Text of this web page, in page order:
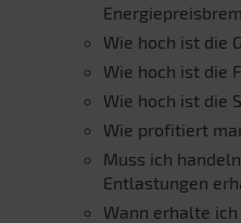
Wie hoch ist die
Wie hoch ist die
Wie hoch ist die
Wie profitiert
Muss ich
Entlastungen
Wann erhalte